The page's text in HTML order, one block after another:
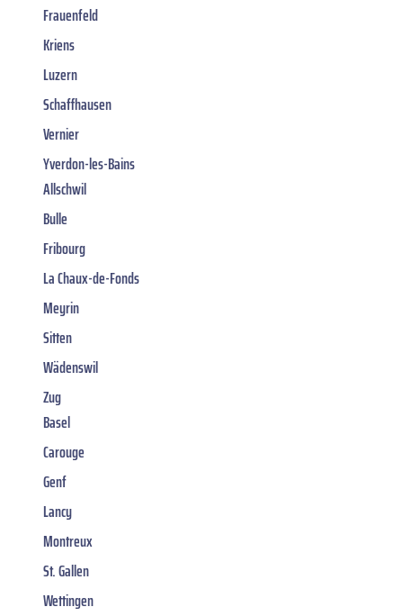
Frauenfeld
Kriens
Luzern
Schaffhausen
Vernier
Yverdon-les-Bains
Allschwil
Bulle
Fribourg
La Chaux-de-Fonds
Meyrin
Sitten
Wädenswil
Zug
Basel
Carouge
Genf
Lancy
Montreux
St. Gallen
Wettingen